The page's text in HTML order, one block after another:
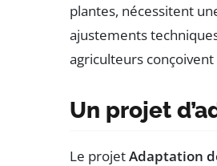
plantes, nécessitent
ajustements
agriculteurs
Un projet
Le projetAdaptation